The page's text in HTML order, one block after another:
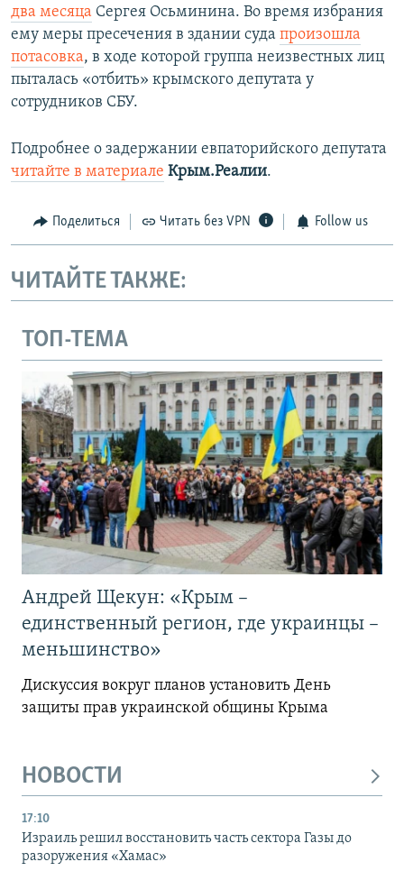
два месяца Сергея Осьминина. Во время избрания
ему меры пресечения в здании суда произошла
потасовка, в ходе которой группа неизвестных лиц
пыталась «отбить» крымского депутата у
сотрудников СБУ.
Подробнее о задержании евпаторийского депутата
читайте в материале Крым.Реалии.
Поделиться Читать без VPN Follow us
ЧИТАЙТЕ ТАКЖЕ:
ТОП-ТЕМА
Андрей Щекун: «Крым –
единственный регион, где украинцы –
меньшинство»
Дискуссия вокруг планов установить День
защиты прав украинской общины Крыма
НОВОСТИ
17:10
Израиль решил восстановить часть сектора Газы до
разоружения «Хамас»